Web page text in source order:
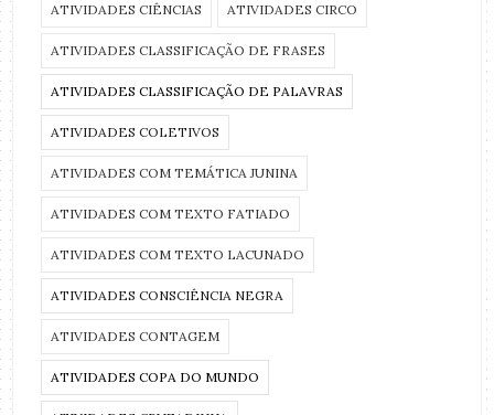
ATIVIDADES CIÊNCIAS ATIVIDADES CIRCO
ATIVIDADES CLASSIFICAÇÃO DE FRASES
ATIVIDADES CLASSIFICAÇÃO DE PALAVRAS
ATIVIDADES COLETIVOS
ATIVIDADES COM TEMÁTICA JUNINA
ATIVIDADES COM TEXTO FATIADO
ATIVIDADES COM TEXTO LACUNADO
ATIVIDADES CONSCIÊNCIA NEGRA
ATIVIDADES CONTAGEM
ATIVIDADES COPA DO MUNDO